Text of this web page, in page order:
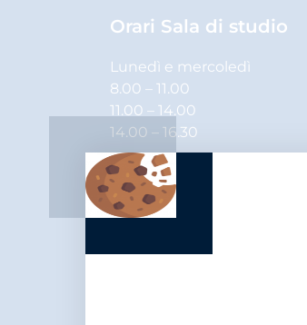
Orari Sala di studio
Lunedì e mercoledì
8.00 – 11.00
11.00 – 14.00
14.00 – 16.30
Martedì, giovedì e venerdì
8.00 – 11.00
11.00 – 14.00